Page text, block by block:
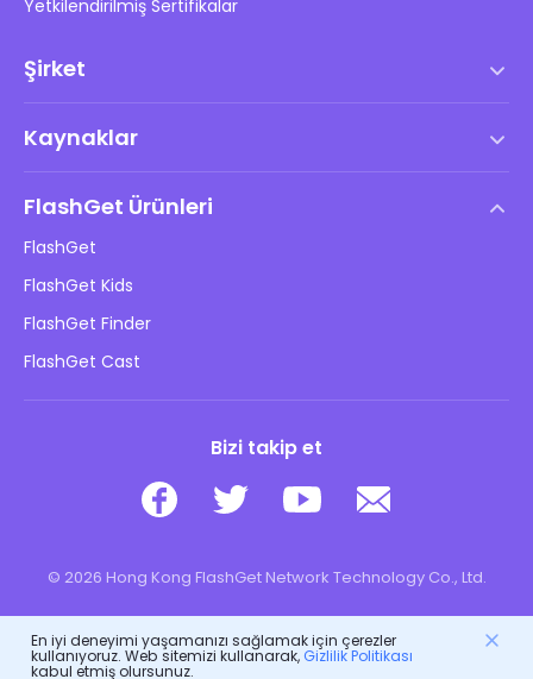
Yetkilendirilmiş Sertifikalar
Şirket
DMCA Politikası
Gizlilik Politikası
Reklam Politikaları
Bilgilerimi Satma
Kaynaklar
Blog
Çocukların Çevrimiçi Güvenliği
İndir
FlashGet Ürünleri
FlashGet
FlashGet Kids
FlashGet Finder
FlashGet Cast
Bizi takip et
© 2026 Hong Kong FlashGet Network Technology Co., Ltd.
En iyi deneyimi yaşamanızı sağlamak için çerezler
kullanıyoruz. Web sitemizi kullanarak, Gizlilik Politikası
kabul etmiş olursunuz.